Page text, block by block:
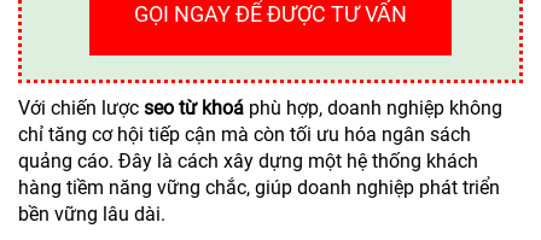
GỌI NGAY ĐỂ ĐƯỢC TƯ VẤN
Với chiến lược seo từ khoá phù hợp, doanh nghiệp không
chỉ tăng cơ hội tiếp cận mà còn tối ưu hóa ngân sách
quảng cáo. Đây là cách xây dựng một hệ thống khách
hàng tiềm năng vững chắc, giúp doanh nghiệp phát triển
bền vững lâu dài.